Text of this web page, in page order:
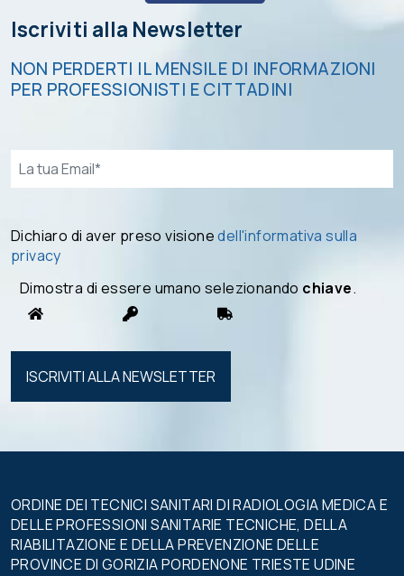
Iscriviti alla Newsletter
NON PERDERTI IL MENSILE DI INFORMAZIONI
PER PROFESSIONISTI E CITTADINI
Email*
Dichiaro di aver preso visionedell'informativa sulla
privacy
Dimostra di essere umano selezionando chiave.
Si prega di
lasciare
ORDINE DEI TECNICI SANITARI DI RADIOLOGIA MEDICA E
DELLE PROFESSIONI SANITARIE TECNICHE, DELLA
RIABILITAZIONE E DELLA PREVENZIONE DELLE
PROVINCE DI GORIZIA PORDENONE TRIESTE UDINE